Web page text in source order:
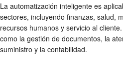
La automatización inteligente es
sectores, incluyendo finanzas, salud,
recursos humanos y servicio al
como la gestión de documentos, la
suministro y la contabilidad.